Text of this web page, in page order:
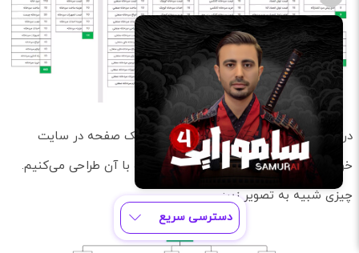
دسترسی سریع
در ادامه به ازای هریک از این گروه‌ کلمات یک صفحه در سایت
خواهیم داشت و ساختار درختی را متناسب با آن طراحی می‌کنیم.
چیزی شبیه به تصویر زیر: